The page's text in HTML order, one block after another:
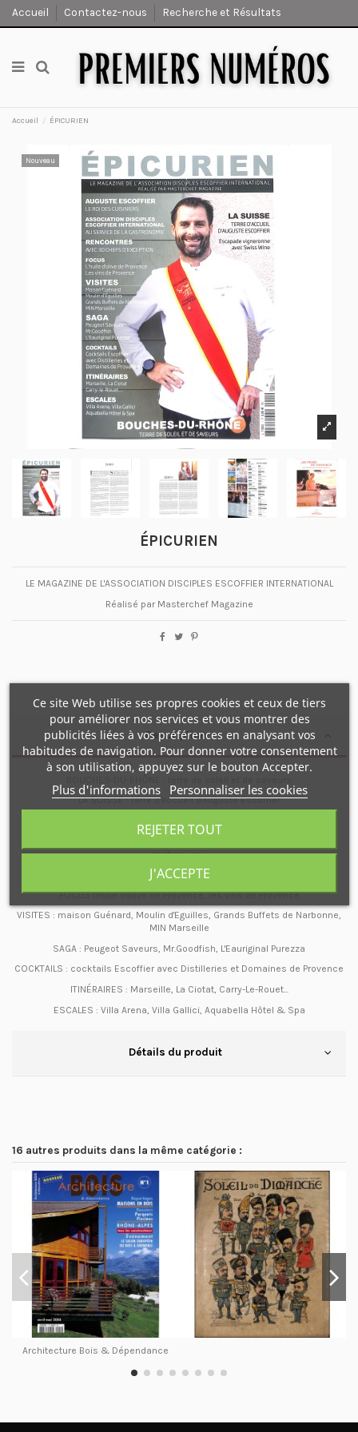
Accueil Contactez-nous Recherche et Résultats
Accueil ÉPICURIEN
Nouveau
ÉPICURIEN
LE MAGAZINE DE L'ASSOCIATION DISCIPLES ESCOFFIER INTERNATIONAL
Réalisé par Masterchef Magazine
Description
LA SUISSE : terre d'accueil d'Auguste Escoffier
gastronomie
RENCONTRES avec 30 chefs d'exception
FOCUS l'huile d'olive de Provence, les vins de Provence
VISITES : maison Guénard, Moulin d'Eguilles, Grands Buffets de Narbonne,
MIN Marseille
SAGA : Peugeot Saveurs, Mr.Goodfish, L'Eauriginal Purezza
COCKTAILS : cocktails Escoffier avec Distilleries et Domaines de Provence
ITINÉRAIRES : Marseille, La Ciotat, Carry-Le-Rouet...
ESCALES : Villa Arena, Villa Gallici, Aquabella Hôtel & Spa
Détails du produit
16 autres produits dans la même catégorie :
Architecture Bois & Dépendance
Ce site Web utilise ses propres cookies et ceux de tiers
pour améliorer nos services et vous montrer des
publicités liées à vos préférences en analysant vos
habitudes de navigation. Pour donner votre consentement
à son utilisation, appuyez sur le bouton Accepter.
Plus d'informations Personnaliser les cookies
REJETER TOUT
J'ACCEPTE